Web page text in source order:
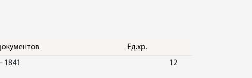
Ед.хр.
1841 12